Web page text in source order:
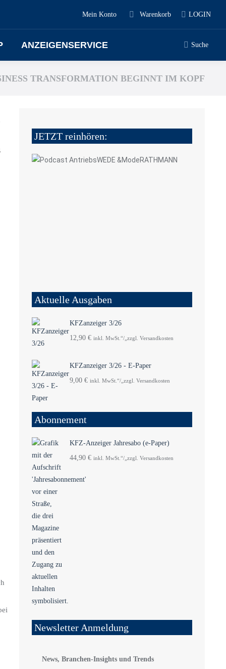
Mein Konto Warenkorb LOGIN
ANZEIGENSERVICE Suche
TRANSFORMATION BEGINNT IM KOPF
JETZT reinhören:
Aktuelle Ausgaben
KFZanzeiger 3/26
12,90 € inkl. MwSt.“/„zzgl. Versandkosten
KFZanzeiger 3/26 - E-Paper
9,00 € inkl. MwSt.“/„zzgl. Versandkosten
Abonnement
KFZ-Anzeiger Jahresabo (e-Paper)
44,90 € inkl. MwSt.“/„zzgl. Versandkosten
Newsletter Anmeldung
News, Branchen-Insights und Trends